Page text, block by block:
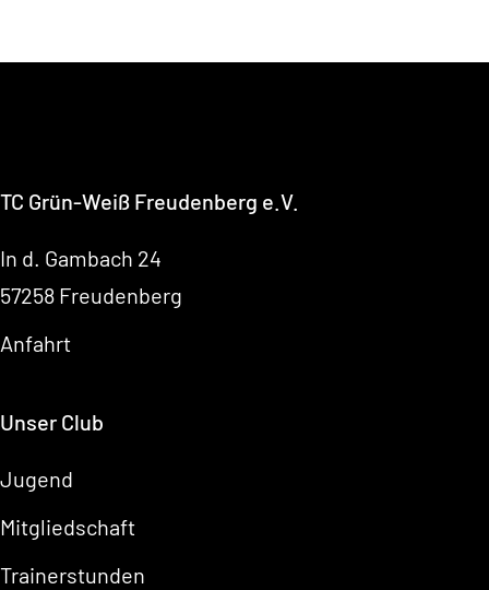
TC Grün-Weiß Freudenberg e.V.
In d. Gambach 24
57258 Freudenberg
Anfahrt
Unser Club
Jugend
Mitgliedschaft
Trainerstunden